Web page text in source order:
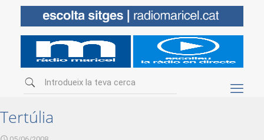
Tertúlia